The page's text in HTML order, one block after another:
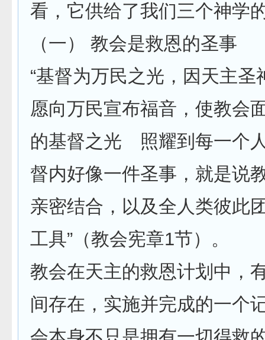
看，它供给了我们三个神学
（一） 教会是救恩的圣事
“基督为万民之光，因天主圣
愿向万民宣布福音，使教会
的基督之光 照耀到每一个
督内好像一件圣事，就是说
亲密结合，以及全人类彼此
工具”（教会宪章1节）。
教会在天主的救恩计划中，
间存在，实施并完成的一个